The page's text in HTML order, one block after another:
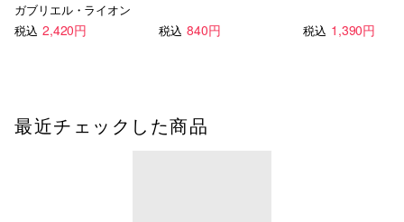
ガブリエル・ライオン
税込 2,420円 税込 840円 税込 1,390円
最近チェックした商品